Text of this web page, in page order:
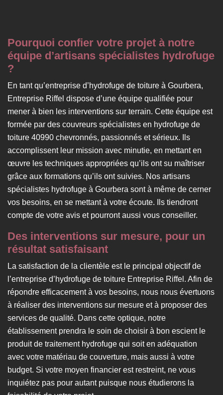
Pourquoi confier votre projet à notre
équipe d’artisans spécialistes hydrofuge
?
En tant qu’entreprise d’hydrofuge de toiture à Gourbera,
Entreprise Riffel dispose d’une équipe qualifiée pour
mener à bien les interventions sur terrain. Cette équipe est
formée par des couvreurs spécialistes en hydrofuge de
toiture 40990 chevronnés, passionnés et sérieux. Ils
accomplissent leur mission avec minutie, en mettant en
œuvre les techniques appropriées qu’ils ont su maîtriser
grâce aux formations qu’ils ont suivies. Nos artisans
spécialistes hydrofuge à Gourbera sont à même de cerner
vos besoins, en se mettant à votre écoute. Ils tiendront
compte de votre avis et pourront aussi vous conseiller.
Des interventions sur mesure, pour un
résultat satisfaisant
La satisfaction de la clientèle est le principal objectif de
l’entreprise d’hydrofuge de toiture Entreprise Riffel. Afin de
répondre efficacement à vos besoins, nous nous évertuons
à réaliser des interventions sur mesure et à proposer des
services de qualité. Dans cette optique, notre
établissement prendra le soin de choisir à bon escient le
produit de traitement hydrofuge qui soit en adéquation
avec votre matériau de couverture, mais aussi à votre
budget. Si votre moyen financier est restreint, ne vous
inquiétez pas pour autant puisque nous étudierons la